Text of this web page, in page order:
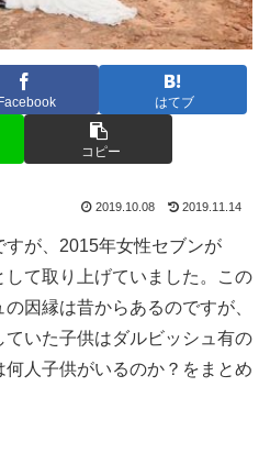
はてブ
コピー
2019.10.08 2019.11.14
すが、2015年女性セブンが
して取り上げていました。この
因縁は昔からあるのですが、
いた子供はダルビッシュ有の
人子供がいるのか？をまとめ